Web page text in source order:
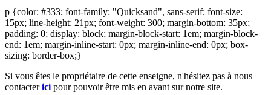
p {color: #333; font-family: "Quicksand", sans-serif; font-size:
15px; line-height: 21px; font-weight: 300; margin-bottom: 35px;
padding: 0; display: block; margin-block-start: 1em; margin-block-
end: 1em; margin-inline-start: 0px; margin-inline-end: 0px; box-
sizing: border-box;}
Si vous êtes le propriétaire de cette enseigne, n'hésitez pas à nous
contacterici pour pouvoir être mis en avant sur notre site.